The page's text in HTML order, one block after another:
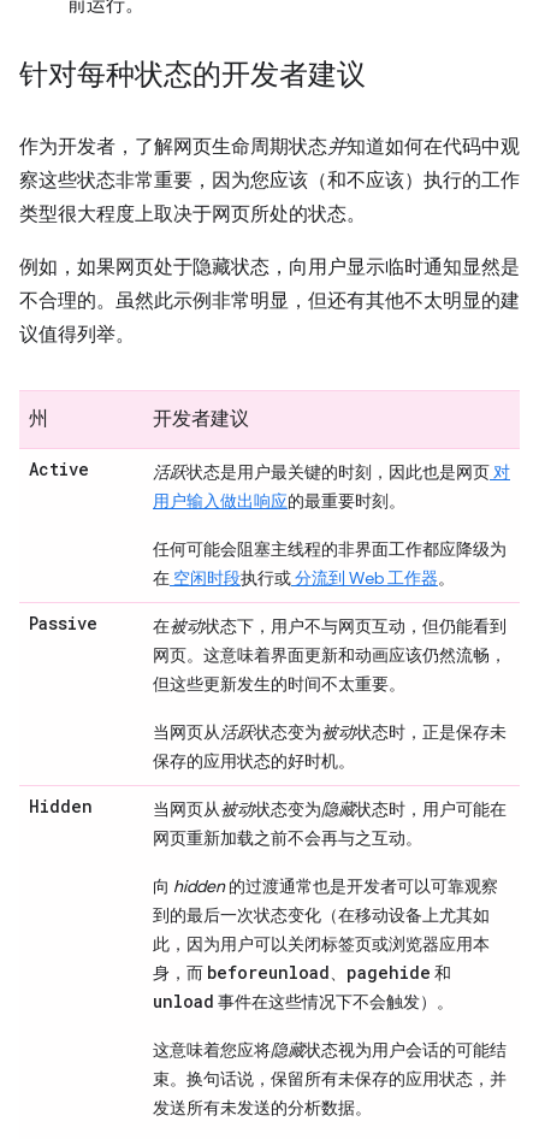
针对每种状态的开发者建议
作为开发者，了解网页生命周期状态并知道如何在代码中观
察这些状态非常重要，因为您应该（和不应该）执行的工作
类型很大程度上取决于网页所处的状态。
例如，如果网页处于隐藏状态，向用户显示临时通知显然是
不合理的。虽然此示例非常明显，但还有其他不太明显的建
议值得列举。
州 开发者建议
Active 活跃状态是用户最关键的时刻，因此也是网页对
用户输入做出响应的最重要时刻。
任何可能会阻塞主线程的非界面工作都应降级为
在 空闲时段执行或分流到 Web 工作器。
Passive 在被动状态下，用户不与网页互动，但仍能看到
网页。这意味着界面更新和动画应该仍然流畅，
但这些更新发生的时间不太重要。
当网页从活跃状态变为被动状态时，正是保存未
保存的应用状态的好时机。
Hidden 当网页从被动状态变为隐藏状态时，用户可能在
网页重新加载之前不会再与之互动。
向 hidden的过渡通常也是开发者可以可靠观察
到的最后一次状态变化（在移动设备上尤其如
此，因为用户可以关闭标签页或浏览器应用本
身，而 beforeunload、 pagehide 和
unload 事件在这些情况下不会触发）。
这意味着您应将隐藏状态视为用户会话的可能结
束。换句话说，保留所有未保存的应用状态，并
发送所有未发送的分析数据。